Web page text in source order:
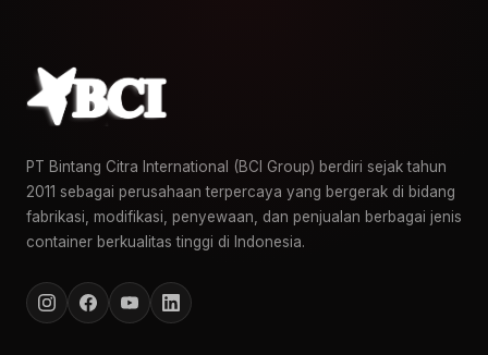
PT Bintang Citra International (BCI Group) berdiri sejak tahun
2011 sebagai perusahaan terpercaya yang bergerak di bidang
fabrikasi, modifikasi, penyewaan, dan penjualan berbagai jenis
container berkualitas tinggi di Indonesia.